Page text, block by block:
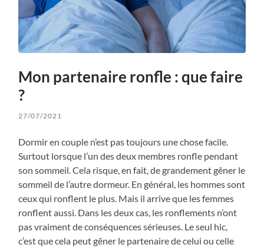
Mon partenaire ronfle : que faire
?
27/07/2021
Dormir en couple n’est pas toujours une chose facile.
Surtout lorsque l’un des deux membres ronfle pendant
son sommeil. Cela risque, en fait, de grandement gêner le
sommeil de l’autre dormeur. En général, les hommes sont
ceux qui ronflent le plus. Mais il arrive que les femmes
ronflent aussi. Dans les deux cas, les ronflements n’ont
pas vraiment de conséquences sérieuses. Le seul hic,
c’est que cela peut gêner le partenaire de celui ou celle